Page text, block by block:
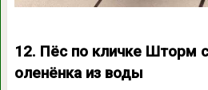
12. Пёс по кличке Шторм
оленёнка из воды